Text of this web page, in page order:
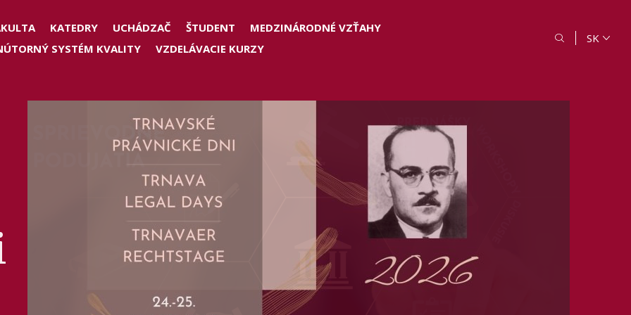
KATEDRY UCHÁDZAČ ŠTUDENT
MEDZINÁRODNÉ VZŤAHY
SYSTÉM KVALITY
VZDELÁVACIE KURZY
SK